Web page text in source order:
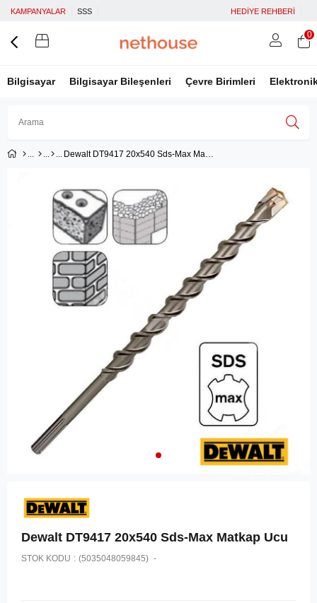
KAMPANYALAR SSS HEDİYE REHBERİ
Bilgisayar Bilgisayar Bileşenleri Çevre Birimleri
0
Dewalt DT9417 20x540 Sds-Max Matkap Ucu
Dewalt DT9417 20x540 Sds-Max Matkap Ucu
STOK KODU (5035048059845)